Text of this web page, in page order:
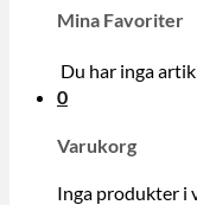
Mina Favoriter
Du har inga
0
Varukorg
Inga produkter i